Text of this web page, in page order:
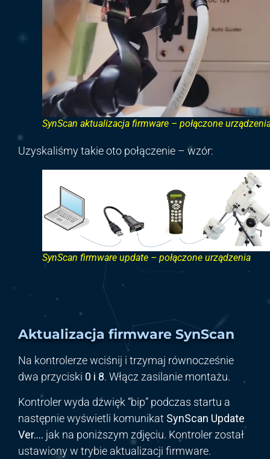
SynScan aktualizacja firmware – połączone
Uzyskaliśmy takie oto połączenie – wzór:
SynScan firmware update – połączone urządzenia
Aktualizacja firmware SynScan
Na kontrolerze wciśnij i trzymaj równocześnie
dwa przyciski 0 i 8. Włącz zasilanie montażu.
Kontroler wyda dźwięk “bip” podczas startu a
następnie wyświetli komunikat SynScan Update
Ver…. jak na poniższym zdjęciu. Kontroler został
ustawiony w trybie aktualizacji firmware.